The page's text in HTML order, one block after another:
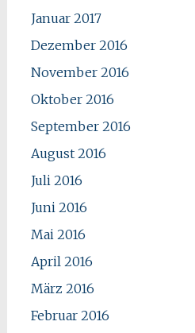
Januar 2017
Dezember 2016
November 2016
Oktober 2016
September 2016
August 2016
Juli 2016
Juni 2016
Mai 2016
April 2016
März 2016
Februar 2016